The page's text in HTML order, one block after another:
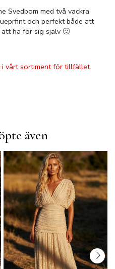
Svedbom med två vackra
och perfekt både att
ha för sig själv 🙂
vårt sortiment för tillfället.
även